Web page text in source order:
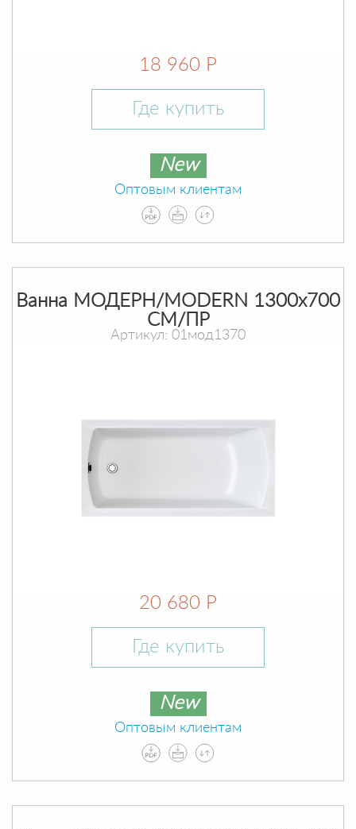
18 960 Р
Где купить
New
Оптовым клиентам
Ванна МОДЕРН/MODERN 1300х700
СМ/ПР
Артикул: 01мод1370
20 680 Р
Где купить
New
Оптовым клиентам